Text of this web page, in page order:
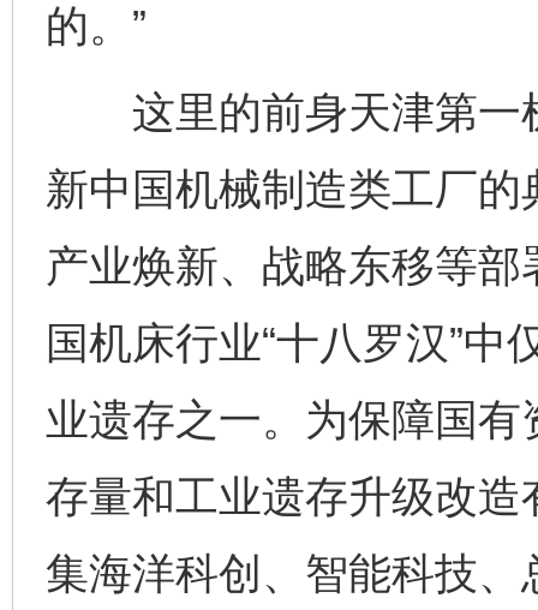
的。”
这里的前身天津第一
新中国机械制造类工厂
产业焕新、战略东移等
国机床行业“十八罗汉”
业遗存之一。为保障国
存量和工业遗存升级改
集海洋科创、智能科技